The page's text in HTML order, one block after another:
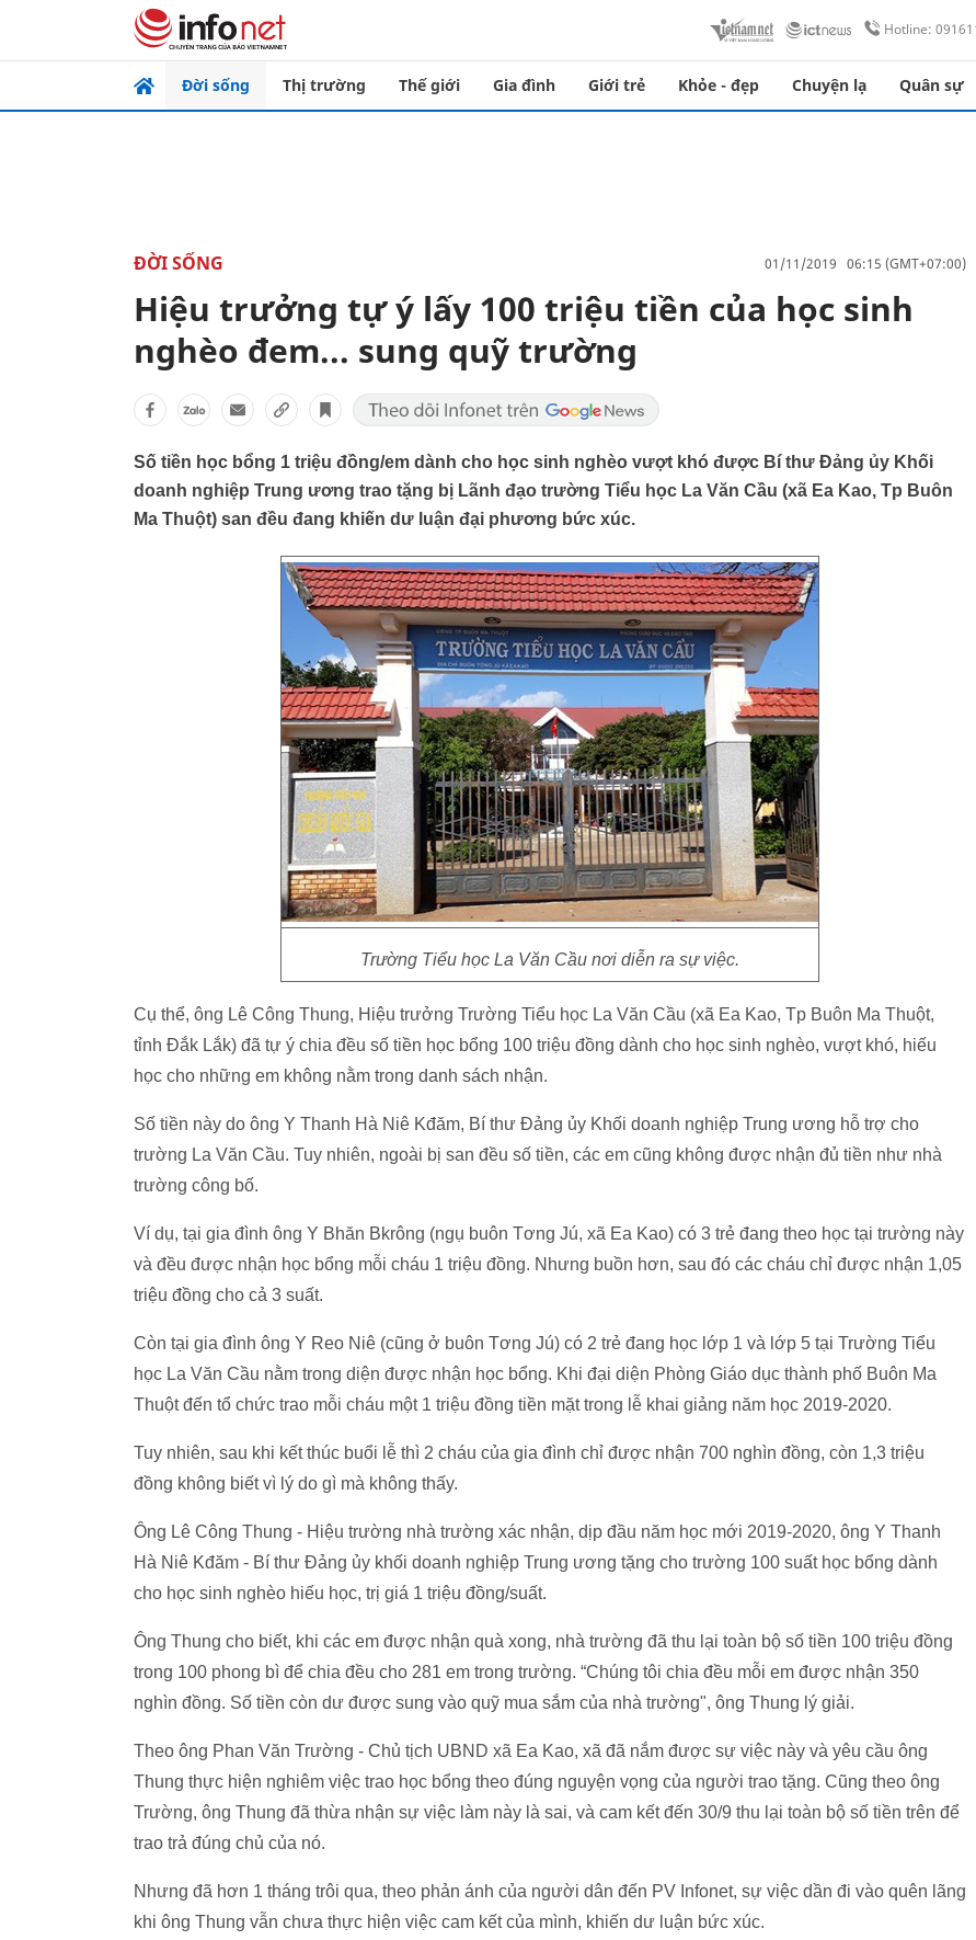
Hotline:
Đời sống Thị trường Thế giới Gia đình Giới trẻ Khỏe - đẹp Chuyện lạ Quân sự
ĐỜI SỐNG 01/11/2019 06:15 (GMT+07:00)
Hiệu trưởng tự ý lấy 100 triệu tiền của học sinh
nghèo đem... sung quỹ trường
Số tiền học bổng 1 triệu đồng/em dành cho học sinh nghèo vượt khó được Bí thư Đảng ủy Khối
doanh nghiệp Trung ương trao tặng bị Lãnh đạo trường Tiểu học La Văn Cầu (xã Ea Kao, Tp Buôn
Ma Thuột) san đều đang khiến dư luận đại phương bức xúc.
Trường Tiểu học La Văn Cầu nơi diễn ra sự việc.
Cụ thể, ông Lê Công Thung, Hiệu trưởng Trường Tiểu học La Văn Cầu (xã Ea Kao, Tp Buôn Ma Thuột,
tỉnh Đắk Lắk) đã tự ý chia đều số tiền học bổng 100 triệu đồng dành cho học sinh nghèo, vượt khó, hiếu
học cho những em không nằm trong danh sách nhận.
Số tiền này do ông Y Thanh Hà Niê Kđăm, Bí thư Đảng ủy Khối doanh nghiệp Trung ương hỗ trợ cho
trường La Văn Cầu. Tuy nhiên, ngoài bị san đều số tiền, các em cũng không được nhận đủ tiền như nhà
trường công bố.
Ví dụ, tại gia đình ông Y Bhăn Bkrông (ngụ buôn Tơng Jú, xã Ea Kao) có 3 trẻ đang theo học tại trường này
và đều được nhận học bổng mỗi cháu 1 triệu đồng. Nhưng buồn hơn, sau đó các cháu chỉ được nhận 1,05
triệu đồng cho cả 3 suất.
Còn tại gia đình ông Y Reo Niê (cũng ở buôn Tơng Jú) có 2 trẻ đang học lớp 1 và lớp 5 tại Trường Tiểu
học La Văn Cầu nằm trong diện được nhận học bổng. Khi đại diện Phòng Giáo dục thành phố Buôn Ma
Thuột đến tổ chức trao mỗi cháu một 1 triệu đồng tiền mặt trong lễ khai giảng năm học 2019-2020.
Tuy nhiên, sau khi kết thúc buổi lễ thì 2 cháu của gia đình chỉ được nhận 700 nghìn đồng, còn 1,3 triệu
đồng không biết vì lý do gì mà không thấy.
Ông Lê Công Thung - Hiệu trường nhà trường xác nhận, dịp đầu năm học mới 2019-2020, ông Y Thanh
Hà Niê Kđăm - Bí thư Đảng ủy khối doanh nghiệp Trung ương tặng cho trường 100 suất học bổng dành
cho học sinh nghèo hiếu học, trị giá 1 triệu đồng/suất.
Ông Thung cho biết, khi các em được nhận quà xong, nhà trường đã thu lại toàn bộ số tiền 100 triệu đồng
trong 100 phong bì để chia đều cho 281 em trong trường. “Chúng tôi chia đều mỗi em được nhận 350
nghìn đồng. Số tiền còn dư được sung vào quỹ mua sắm của nhà trường", ông Thung lý giải.
Theo ông Phan Văn Trường - Chủ tịch UBND xã Ea Kao, xã đã nắm được sự việc này và yêu cầu ông
Thung thực hiện nghiêm việc trao học bổng theo đúng nguyện vọng của người trao tặng. Cũng theo ông
Trường, ông Thung đã thừa nhận sự việc làm này là sai, và cam kết đến 30/9 thu lại toàn bộ số tiền trên để
trao trả đúng chủ của nó.
Nhưng đã hơn 1 tháng trôi qua, theo phản ánh của người dân đến PV Infonet, sự việc dần đi vào quên lãng
khi ông Thung vẫn chưa thực hiện việc cam kết của mình, khiến dư luận bức xúc.